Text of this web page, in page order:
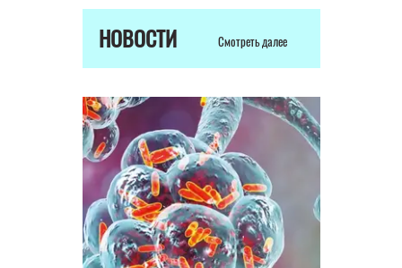
НОВОСТИ Смотреть далее